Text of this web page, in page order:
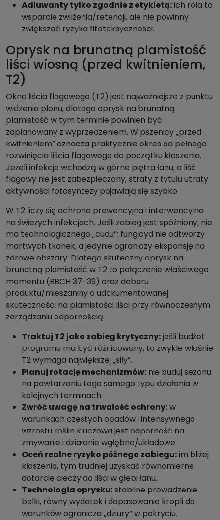
Adiuwanty tylko zgodnie z etykietą:ich rola to
wsparcie zwilżenia/retencji, ale nie powinny
zwiększać ryzyka fitotoksyczności.
Oprysk na brunatną plamistość
liści wiosną (przed kwitnieniem,
T2)
Okno liścia flagowego (T2) jest najważniejsze z punktu
widzenia plonu, dlatego oprysk na brunatną
plamistość w tym terminie powinien być
zaplanowany z wyprzedzeniem. W pszenicy „przed
kwitnieniem” oznacza praktycznie okres od pełnego
rozwinięcia liścia flagowego do początku kłoszenia.
Jeżeli infekcje wchodzą w górne piętra łanu, a liść
flagowy nie jest zabezpieczony, straty z tytułu utraty
aktywności fotosyntezy pojawiają się szybko.
W T2 liczy się ochrona prewencyjna i interwencyjna
na świeżych infekcjach. Jeśli zabieg jest spóźniony, nie
ma technologicznego „cudu”: fungicyd nie odtworzy
martwych tkanek, a jedynie ograniczy ekspansję na
zdrowe obszary. Dlatego skuteczny oprysk na
brunatną plamistość w T2 to połączenie właściwego
momentu (BBCH 37–39) oraz doboru
produktu/mieszaniny o udokumentowanej
skuteczności na plamistości liści przy równoczesnym
zarządzaniu odpornością.
Traktuj T2 jako zabieg krytyczny:jeśli budżet
programu ma być różnicowany, to zwykle właśnie
T2 wymaga największej „siły”.
Planuj rotację mechanizmów: nie buduj sezonu
na powtarzaniu tego samego typu działania w
kolejnych terminach.
Zwróć uwagę na trwałość ochrony:w
warunkach częstych opadów i intensywnego
wzrostu roślin kluczowa jest odporność na
zmywanie i działanie wgłębne/układowe.
Oceń realne ryzyko późnego zabiegu:im bliżej
kłoszenia, tym trudniej uzyskać równomierne
dotarcie cieczy do liści w głębi łanu.
Technologia oprysku:stabilne prowadzenie
belki, równy wydatek i dopasowanie kropli do
warunków ogranicza „dziury” w pokryciu.